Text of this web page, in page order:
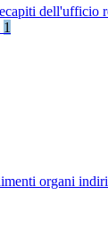
dell'ufficio
1
organi